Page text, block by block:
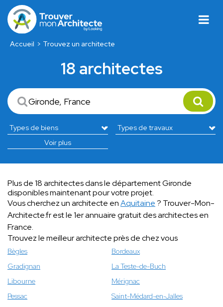
Accueil Trouvez un architecte
18 architectes
Voir plus
Plus de 18 architectes dans le département Gironde
disponibles maintenant pour votre projet.
Vous cherchez un architecte enAquitaine? Trouver-Mon-
Architecte.fr est le 1er annuaire gratuit des architectes en
France.
Trouvez le meilleur architecte près de chez vous
Bègles
Bordeaux
Gradignan
La Teste-de-Buch
Libourne
Mérignac
Pessac
Saint-Médard-en-Jalles